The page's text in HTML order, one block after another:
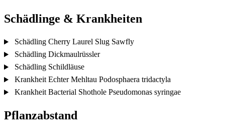
Schädlinge & Krankheiten
Schädling Cherry Laurel Slug Sawfly
Schädling Dickmaulrüssler
Schädling Schildläuse
KrankheitEchter Mehltau Podosphaera tridactyla
KrankheitBacterial Shothole Pseudomonas syringae
Pflanzabstand